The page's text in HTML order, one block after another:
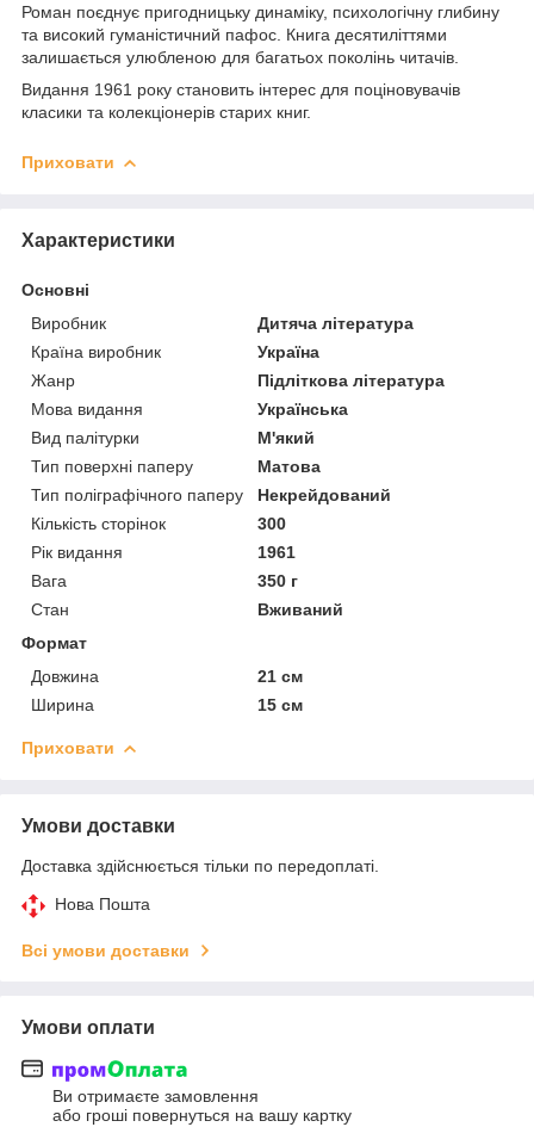
Роман поєднує пригодницьку динаміку, психологічну глибину
та високий гуманістичний пафос. Книга десятиліттями
залишається улюбленою для багатьох поколінь читачів.
Видання 1961 року становить інтерес для поціновувачів
класики та колекціонерів старих книг.
Приховати
Характеристики
Основні
Виробник
Дитяча література
Країна виробник
Україна
Жанр
Підліткова література
Мова видання
Українська
Вид палітурки
М'який
Тип поверхні паперу
Матова
Тип поліграфічного паперу
Некрейдований
Кількість сторінок
300
Рік видання
1961
Вага
350 г
Стан
Вживаний
Формат
Довжина
21 см
Ширина
15 см
Приховати
Умови доставки
Доставка здійснюється тільки по передоплаті.
Нова Пошта
Всі умови доставки
Умови оплати
Ви отримаєте замовлення
або гроші повернуться на вашу картку